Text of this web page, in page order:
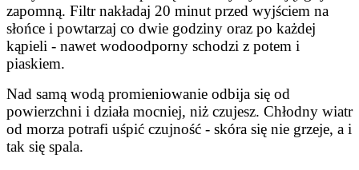
zapomną. Filtr nakładaj 20 minut przed wyjściem na
słońce i powtarzaj co dwie godziny oraz po każdej
kąpieli - nawet wodoodporny schodzi z potem i
piaskiem.
Nad samą wodą promieniowanie odbija się od
powierzchni i działa mocniej, niż czujesz. Chłodny wiatr
od morza potrafi uśpić czujność - skóra się nie grzeje, a i
tak się spala.